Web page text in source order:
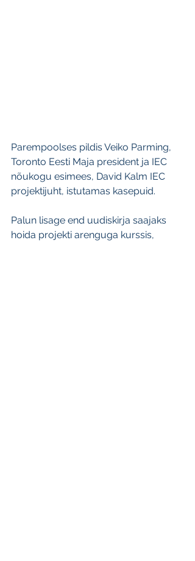
Parempoolses pildis Veiko Parming,
Toronto Eesti Maja president ja IEC
nõukogu esimees, David Kalm IEC
projektijuht, istutamas kasepuid.
Palun lisage end uudiskirja saajaks
hoida projekti arenguga kurssis,